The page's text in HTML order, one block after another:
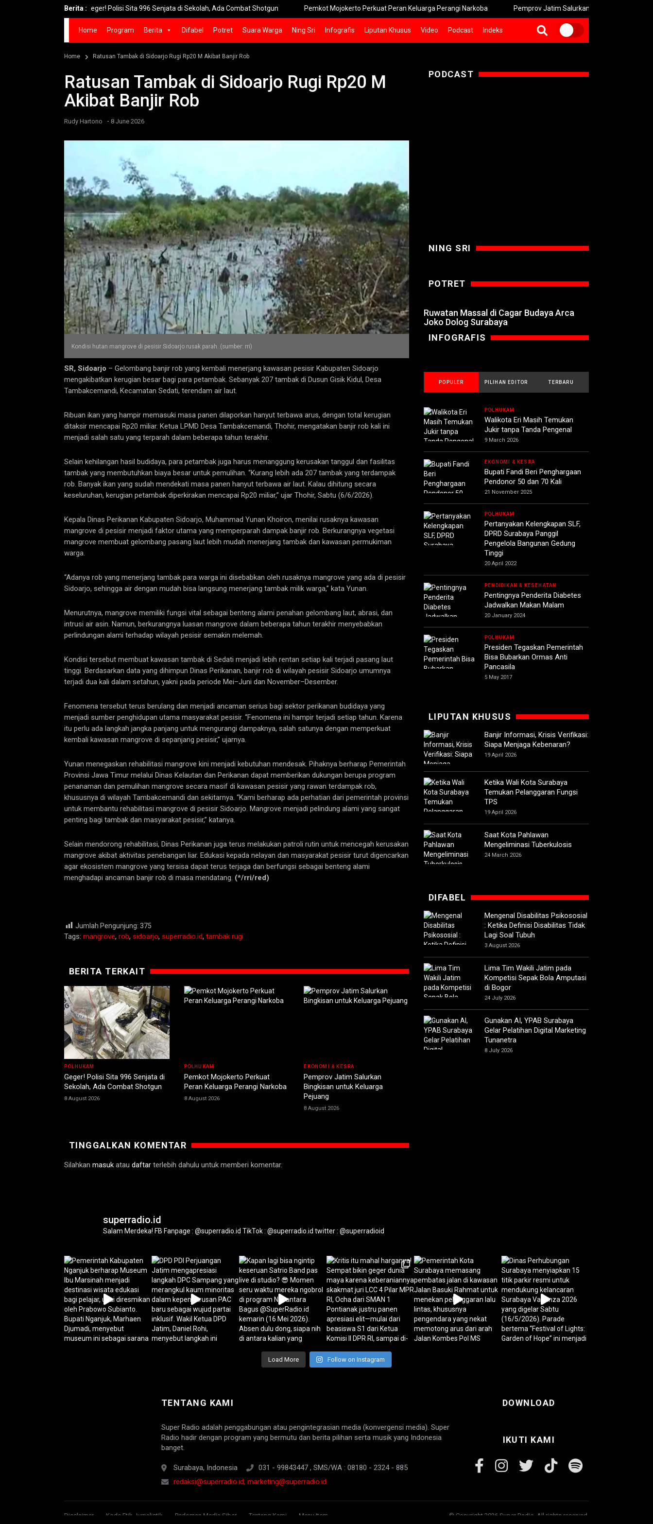
Berita :
Geger! Polisi Sita 996 Senjata di Sekolah, Ada Combat Shotgun Pemkot Mojokerto Perkuat Peran Keluarga Perangi Narkoba Pemprov Jatim Salurkan Bingkisan untuk Keluarga
Home Program Berita Difabel Potret Suara Warga Ning Sri Infografis Liputan Khusus Video Podcast Indeks
Home Ratusan Tambak di Sidoarjo Rugi Rp20 M Akibat Banjir Rob
Ratusan Tambak di Sidoarjo Rugi Rp20 M
Akibat Banjir Rob
Rudy Hartono - 8 June 2026
Kondisi hutan mangrove di pesisir Sidoarjo rusak parah. (sumber: rri)
SR, Sidoarjo – Gelombang banjir rob yang kembali menerjang kawasan pesisir Kabupaten Sidoarjo
mengakibatkan kerugian besar bagi para petambak. Sebanyak 207 tambak di Dusun Gisik Kidul, Desa
Tambakcemandi, Kecamatan Sedati, terendam air laut.
Ribuan ikan yang hampir memasuki masa panen dilaporkan hanyut terbawa arus, dengan total kerugian
ditaksir mencapai Rp20 miliar. ‎Ketua LPMD Desa Tambakcemandi, Thohir, mengatakan banjir rob kali ini
menjadi salah satu yang terparah dalam beberapa tahun terakhir.
Selain kehilangan hasil budidaya, para petambak juga harus menanggung kerusakan tanggul dan fasilitas
tambak yang membutuhkan biaya besar untuk pemulihan. ‎“Kurang lebih ada 207 tambak yang terdampak
rob. Banyak ikan yang sudah mendekati masa panen hanyut terbawa air laut. Kalau dihitung secara
keseluruhan, kerugian petambak diperkirakan mencapai Rp20 miliar,” ujar Thohir, Sabtu (6/6/2026).
‎Kepala Dinas Perikanan Kabupaten Sidoarjo, Muhammad Yunan Khoiron, menilai rusaknya kawasan
mangrove di pesisir menjadi faktor utama yang memperparah dampak banjir rob. Berkurangnya vegetasi
mangrove membuat gelombang pasang laut lebih mudah menerjang tambak dan kawasan permukiman
warga.
“Adanya rob yang menerjang tambak para warga ini disebabkan oleh rusaknya mangrove yang ada di pesisir
Sidoarjo, sehingga air dengan mudah bisa langsung menerjang tambak milik warga,” kata Yunan.
Menurutnya, mangrove memiliki fungsi vital sebagai benteng alami penahan gelombang laut, abrasi, dan
intrusi air asin. Namun, berkurangnya luasan mangrove dalam beberapa tahun terakhir menyebabkan
perlindungan alami terhadap wilayah pesisir semakin melemah.
Kondisi tersebut membuat kawasan tambak di Sedati menjadi lebih rentan setiap kali terjadi pasang laut
tinggi. ‎Berdasarkan data yang dihimpun Dinas Perikanan, banjir rob di wilayah pesisir Sidoarjo umumnya
terjadi dua kali dalam setahun, yakni pada periode Mei–Juni dan November–Desember.
Fenomena tersebut terus berulang dan menjadi ancaman serius bagi sektor perikanan budidaya yang
menjadi sumber penghidupan utama masyarakat pesisir. “Fenomena ini hampir terjadi setiap tahun. Karena
itu perlu ada langkah jangka panjang untuk mengurangi dampaknya, salah satunya dengan memperkuat
kembali kawasan mangrove di sepanjang pesisir,” ujarnya.
Yunan menegaskan rehabilitasi mangrove kini menjadi kebutuhan mendesak. Pihaknya berharap Pemerintah
Provinsi Jawa Timur melalui Dinas Kelautan dan Perikanan dapat memberikan dukungan berupa program
penanaman dan pemulihan mangrove secara masif di kawasan pesisir yang rawan terdampak rob,
khususnya di wilayah Tambakcemandi dan sekitarnya. ‎“Kami berharap ada perhatian dari pemerintah provinsi
untuk membantu rehabilitasi mangrove di pesisir Sidoarjo. Mangrove menjadi pelindung alami yang sangat
penting bagi tambak dan masyarakat pesisir,” katanya.
Selain mendorong rehabilitasi, Dinas Perikanan juga terus melakukan patroli rutin untuk mencegah kerusakan
mangrove akibat aktivitas penebangan liar. Edukasi kepada nelayan dan masyarakat pesisir turut digencarkan
agar ekosistem mangrove yang tersisa dapat terus terjaga dan berfungsi sebagai benteng alami
menghadapi ancaman banjir rob di masa mendatang. (*/rri/red)
Jumlah Pengunjung: 375
Tags: mangrove, rob, sidoarjo, superradio.id, tambak rugi
BERITA TERKAIT
POLHUKAM
Geger! Polisi Sita 996 Senjata di
Sekolah, Ada Combat Shotgun
8 August 2026
POLHUKAM
Pemkot Mojokerto Perkuat
Peran Keluarga Perangi Narkoba
8 August 2026
EKONOMI & KESRA
Pemprov Jatim Salurkan
Bingkisan untuk Keluarga
Pejuang
8 August 2026
TINGGALKAN KOMENTAR
Silahkan masuk atau daftar terlebih dahulu untuk memberi komentar.
PODCAST
NING SRI
POTRET
Ruwatan Massal di Cagar Budaya Arca
Joko Dolog Surabaya
INFOGRAFIS
POPULER PILIHAN EDITOR TERBARU
POLHUKAM
Walikota Eri Masih Temukan
Jukir tanpa Tanda Pengenal
9 March 2026
EKONOMI & KESRA
Bupati Fandi Beri Penghargaan
Pendonor 50 dan 70 Kali
21 November 2025
POLHUKAM
Pertanyakan Kelengkapan SLF,
DPRD Surabaya Panggil
Pengelola Bangunan Gedung
Tinggi
20 April 2022
PENDIDIKAN & KESEHATAN
Pentingnya Penderita Diabetes
Jadwalkan Makan Malam
20 January 2024
POLHUKAM
Presiden Tegaskan Pemerintah
Bisa Bubarkan Ormas Anti
Pancasila
5 May 2017
LIPUTAN KHUSUS
Banjir Informasi, Krisis Verifikasi:
Siapa Menjaga Kebenaran?
19 April 2026
Ketika Wali Kota Surabaya
Temukan Pelanggaran Fungsi
TPS
19 April 2026
Saat Kota Pahlawan
Mengeliminasi Tuberkulosis
24 March 2026
DIFABEL
Mengenal Disabilitas Psikososial
: Ketika Definisi Disabilitas Tidak
Lagi Soal Tubuh
3 August 2026
Lima Tim Wakili Jatim pada
Kompetisi Sepak Bola Amputasi
di Bogor
24 July 2026
Gunakan AI, YPAB Surabaya
Gelar Pelatihan Digital Marketing
Tunanetra
8 July 2026
superradio.id
Salam Merdeka! FB Fanpage : @superradio.id TikTok : @superradio.id twitter : @superradioid
Load More Follow on Instagram
TENTANG KAMI
Super Radio adalah penggabungan atau pengintegrasian media (konvergensi media). Super
Radio hadir dengan program yang bermutu dan berita pilihan serta musik yang Indonesia
banget.
Surabaya, Indonesia
031 - 99843447 , SMS/WA : 08180 - 2324 - 885
redaksi@superradio.id, marketing@superradio.id
DOWNLOAD
IKUTI KAMI
Disclaimer Kode Etik Jurnalistik Pedoman Media Siber Tentang Kami Menu Item © Copyright 2026 Super Radio. All rights reserved.